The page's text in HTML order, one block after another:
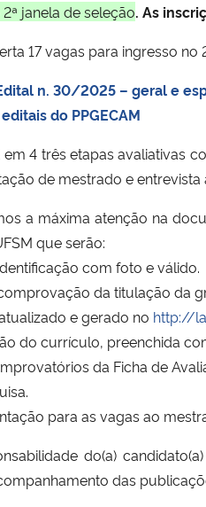
janela de seleção. As
17 vagas para ingresso
n. 30/2025 – geral e
do PPGECAM
4 três etapas avaliativas
de mestrado e
a máxima atenção na
que serão:
com foto e válido.
da titulação da
e gerado no http://
do currículo, preenchida
da Ficha de
para as vagas ao
do(a)
das